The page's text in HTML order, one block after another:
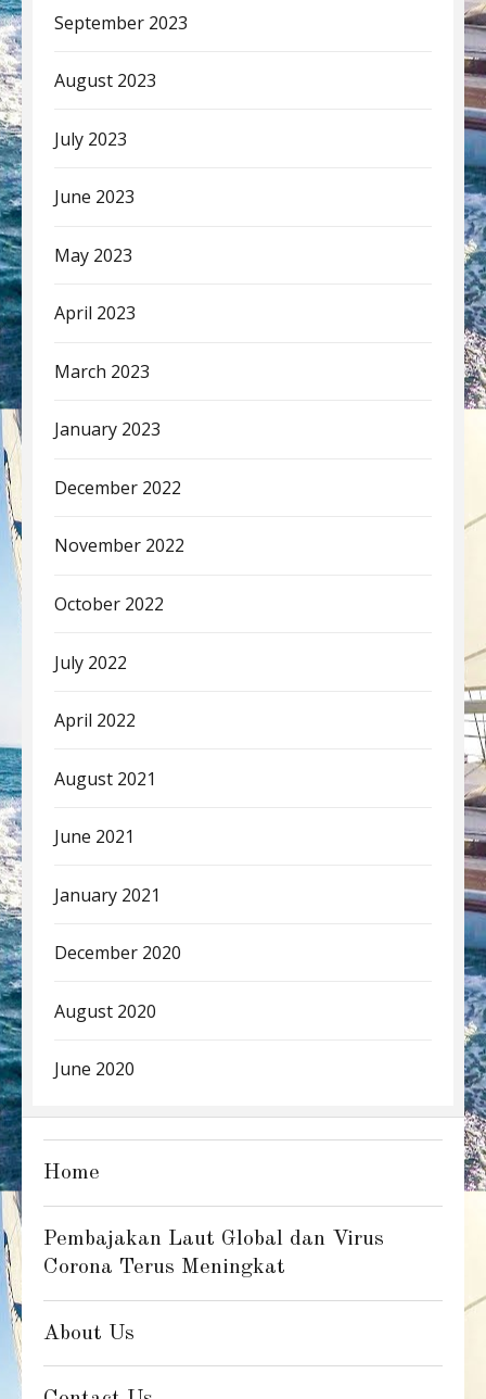
September 2023
August 2023
July 2023
June 2023
May 2023
April 2023
March 2023
January 2023
December 2022
November 2022
October 2022
July 2022
April 2022
August 2021
June 2021
January 2021
December 2020
August 2020
June 2020
Home
Pembajakan Laut Global dan Virus
Corona Terus Meningkat
About Us